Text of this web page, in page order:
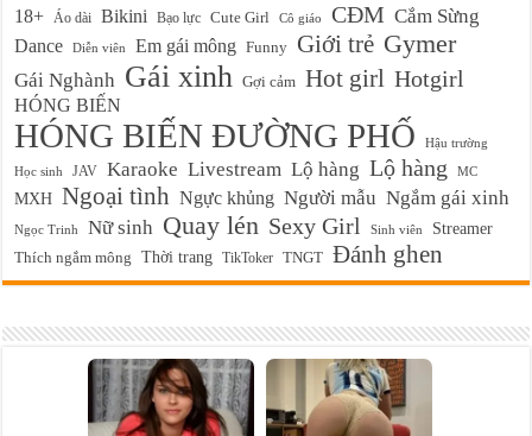
18+ Áo dài Bikini Bạo lực Cute Girl Cô giáo CĐM Cắm Sừng
Dance Diễn viên Em gái mông Funny Giới trẻ Gymer
Gái Nghành Gái xinh Gợi cảm Hot girl Hotgirl
HÓNG BIẾN
HÓNG BIẾN ĐƯỜNG PHỐ
Hậu trường
Học sinh
JAV Karaoke Livestream Lộ hàng Lộ hàng MC
MXH Ngoại tình Ngực khủng Người mẫu Ngắm gái xinh
Ngọc Trinh Nữ sinh Quay lén Sexy Girl Sinh viên Streamer
Thích ngắm mông Thời trang TikToker TNGT Đánh ghen